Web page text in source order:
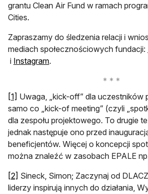
grantu Clean Air Fund w ramach
Cities.
Zapraszamy do śledzenia relacji i
mediach społecznościowych fundacji:
otwiera się w nowej karcie
i Instagramotwiera się w nowej karcie
.
[1] otwiera się w nowej karcie
Uwaga, „kick-off” dla uczestników
samo co „kick-of meeting” (czyli
dla zespołu projektowego. To drugie
jednak następuje ono przed
beneficjentów. Więcej o koncepcji
można znaleźć w zasobach EPALE
[2] otwiera się w nowej karcie
Sineck, Simon; Zaczynaj od
liderzy inspirują innych do działania,